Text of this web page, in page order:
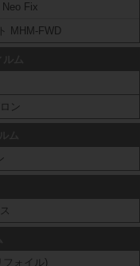
Fix
MHM-FWD
ン
ォイル)